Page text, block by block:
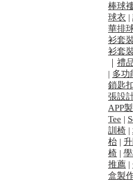
棒球
球衣 |
華排
衫套
衫套
禮
| 多功
鎖匙
張設
APP
Tee |
訓椅 |
枱 |
椅 |
推薦 |
盒製